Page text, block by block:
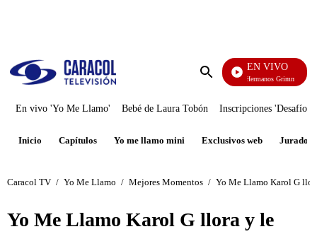
Enviar
EN VIVO
Cuentos De Los Hermanos Grimm
En vivo 'Yo Me Llamo' Bebé de Laura Tobón Inscripciones 'Desafío'
Inicio Capítulos Yo me llamo mini Exclusivos web Jurados
Caracol TV / Yo Me Llamo / Mejores Momentos / Yo Me Llamo Karol G
Yo Me Llamo Karol G llora y le